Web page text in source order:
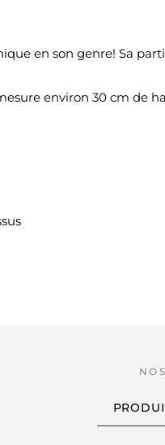
en son genre! Sa
environ 30 cm de